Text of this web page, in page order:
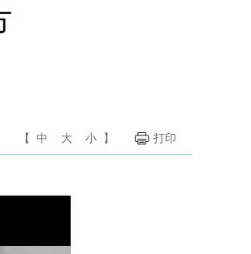
【 中 大 小 】 打印